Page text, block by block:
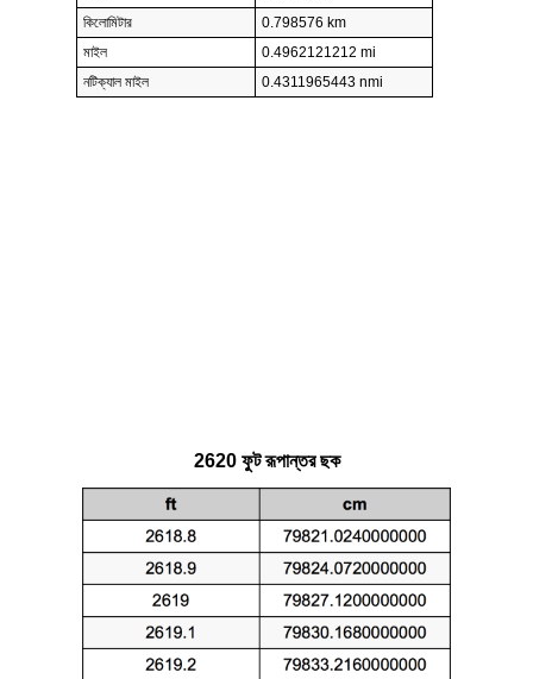
কিলোমিটার
0.798576 km
মাইল
0.4962121212 mi
নটিক্যাল মাইল
0.4311965443 nmi
2620 ফুট রূপান্তর ছক